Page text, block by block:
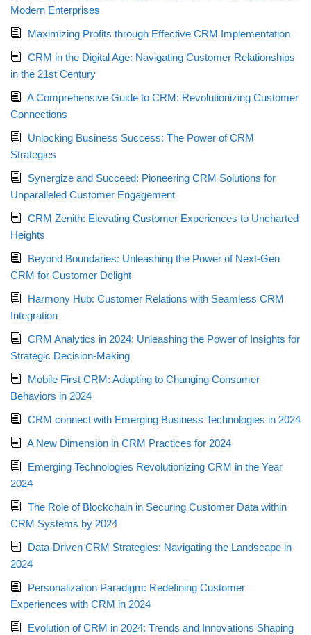
Modern Enterprises
Maximizing Profits through Effective CRM Implementation
CRM in the Digital Age: Navigating Customer Relationships
in the 21st Century
A Comprehensive Guide to CRM: Revolutionizing Customer
Connections
Unlocking Business Success: The Power of CRM
Strategies
Synergize and Succeed: Pioneering CRM Solutions for
Unparalleled Customer Engagement
CRM Zenith: Elevating Customer Experiences to Uncharted
Heights
Beyond Boundaries: Unleashing the Power of Next-Gen
CRM for Customer Delight
Harmony Hub: Customer Relations with Seamless CRM
Integration
CRM Analytics in 2024: Unleashing the Power of Insights for
Strategic Decision-Making
Mobile First CRM: Adapting to Changing Consumer
Behaviors in 2024
CRM connect with Emerging Business Technologies in 2024
A New Dimension in CRM Practices for 2024
Emerging Technologies Revolutionizing CRM in the Year
2024
The Role of Blockchain in Securing Customer Data within
CRM Systems by 2024
Data-Driven CRM Strategies: Navigating the Landscape in
2024
Personalization Paradigm: Redefining Customer
Experiences with CRM in 2024
Evolution of CRM in 2024: Trends and Innovations Shaping